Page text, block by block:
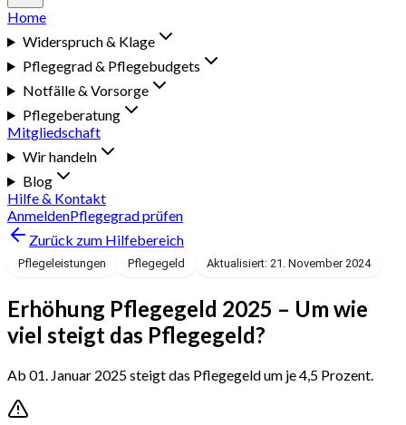
Home
Widerspruch & Klage
Pflegegrad & Pflegebudgets
Notfälle & Vorsorge
Pflegeberatung
Mitgliedschaft
Wir handeln
Blog
Hilfe & Kontakt
AnmeldenPflegegrad prüfen
Zurück zum Hilfebereich
Pflegeleistungen Pflegegeld Aktualisiert: 21. November 2024
Erhöhung Pflegegeld 2025 – Um wie
viel steigt das Pflegegeld?
Ab 01. Januar 2025 steigt das Pflegegeld um je 4,5 Prozent.